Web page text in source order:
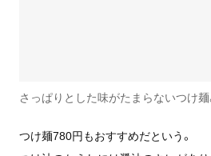
さっぱりとした味がたまらないつけ麺
つけ麺780円もおすすめだという。